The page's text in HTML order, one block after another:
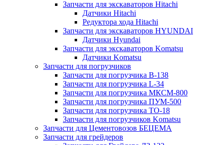
Запчасти для экскаваторов Hitachi
Датчики Hitachi
Редуктора хода Hitachi
Запчасти для экскаваторов HYUNDAI
Датчики Hyundai
Запчасти для экскаваторов Komatsu
Датчики Komatsu
Запчасти для погрузчиков
Запчасти для погрузчика B-138
Запчасти для погрузчика L-34
Запчасти для погрузчика МКСМ-800
Запчасти для погрузчика ПУМ-500
Запчасти для погрузчика ТО-18
Запчасти для погрузчиков Komatsu
Запчасти для Цементовозов БЕЦЕМА
Запчасти для грейдеров